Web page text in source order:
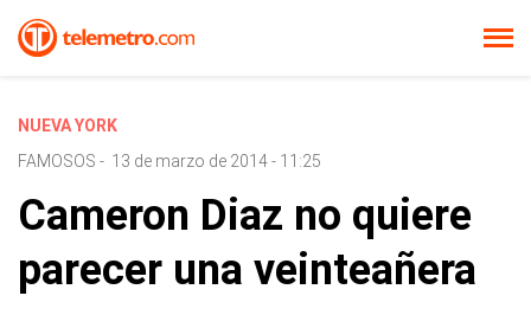
NUEVA YORK
FAMOSOS - 13 de marzo de 2014 - 11:25
Cameron Diaz no quiere
parecer una veinteañera